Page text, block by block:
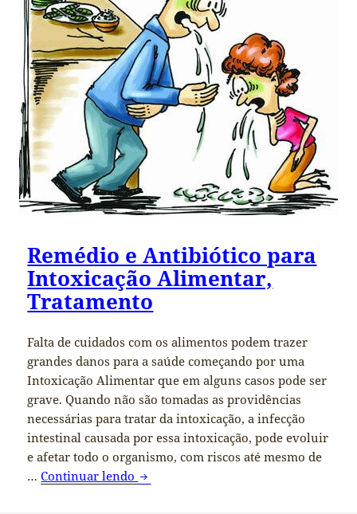
Remédio e Antibiótico para
Intoxicação Alimentar,
Tratamento
Falta de cuidados com os alimentos podem trazer
grandes danos para a saúde começando por uma
Intoxicação Alimentar que em alguns casos pode ser
grave. Quando não são tomadas as providências
necessárias para tratar da intoxicação, a infecção
intestinal causada por essa intoxicação, pode evoluir
e afetar todo o organismo, com riscos até mesmo de
…Continuar lendo Remédio e Antibiótico para